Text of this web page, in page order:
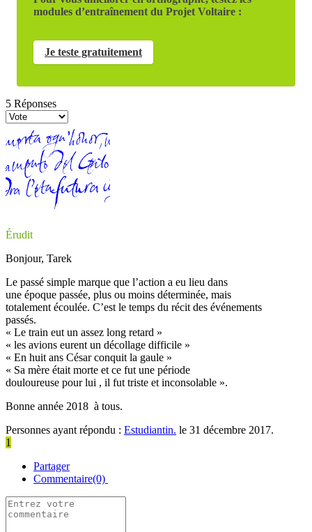
modules d’entraînement du Projet Voltaire :
Je teste gratuitement
5 Réponses
Érudit
Bonjour, Tarek
Le passé simple marque que l’action a eu lieu dans
une époque passée, plus ou moins déterminée, mais
totalement écoulée. C’est le temps du récit des événements
passés.
« Le train eut un assez long retard »
« les avions eurent un décollage difficile »
« En huit ans César conquit la gaule »
« Sa mère était morte et ce fut une période
douloureuse pour lui , il fut triste et inconsolable ».
Bonne année 2018 à tous.
Personnes ayant répondu : Estudiantin. le 31 décembre 2017.
1
Partager
Commentaire(0)